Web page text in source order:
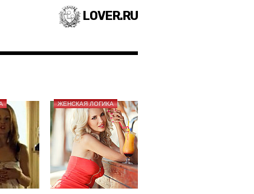
LOVER.RU
ЖЕНСКАЯ ЛОГИКА